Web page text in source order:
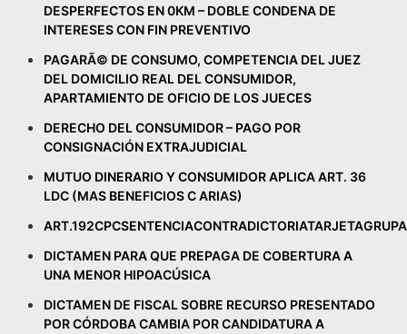
DESPERFECTOS EN 0KM – DOBLE CONDENA DE
INTERESES CON FIN PREVENTIVO
PAGARÃ© DE CONSUMO, COMPETENCIA DEL JUEZ
DEL DOMICILIO REAL DEL CONSUMIDOR,
APARTAMIENTO DE OFICIO DE LOS JUECES
DERECHO DEL CONSUMIDOR – PAGO POR
CONSIGNACIÓN EXTRAJUDICIAL
MUTUO DINERARIO Y CONSUMIDOR APLICA ART. 36
LDC (MAS BENEFICIOS C ARIAS)
DICTAMEN PARA QUE PREPAGA DE COBERTURA A
UNA MENOR HIPOACÚSICA
DICTAMEN DE FISCAL SOBRE RECURSO PRESENTADO
POR CÓRDOBA CAMBIA POR CANDIDATURA A